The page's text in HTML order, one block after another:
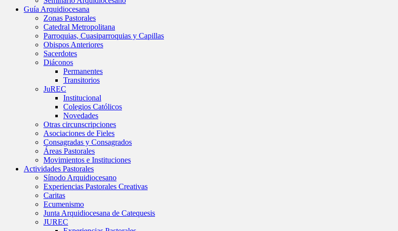
Guía Arquidiocesana
Zonas Pastorales
Catedral Metropolitana
Parroquias, Cuasiparroquias y Capillas
Obispos Anteriores
Sacerdotes
Diáconos
Permanentes
Transitorios
JuREC
Institucional
Colegios Católicos
Novedades
Otras circunscripciones
Asociaciones de Fieles
Consagradas y Consagrados
Áreas Pastorales
Movimientos e Instituciones
Actividades Pastorales
Sínodo Arquidiocesano
Experiencias Pastorales Creativas
Caritas
Ecumenismo
Junta Arquidiocesana de Catequesis
JUREC